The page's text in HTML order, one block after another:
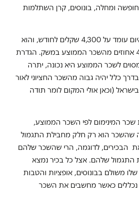
חופשה ומחלה, בונוסים, קרן השתלמות
שכר המינימום נכון להיום עומד על 4,300 שקלים לחודש, והוא
אמור להוות לפחות 47 אחוזים מהשכר הממוצע במשק. הגדרת
לשכר הממוצע היא נכונה, יתרה
כלל יהיה גבוה מהשכר החציוני לאור
(וכאן אולי המקום לומר תודה
המינימום לפי השכר הממוצע,
שהשכר הוא רק חלק מחבילת התגמול
הבכירים, לדוגמה, הרי שהשכר שלהם
התגמול שלהם. אצל כל בכיר נמצא
משולם בבונוסים, אופציות והטבות
נכללים כאשר מחשבים את השכר